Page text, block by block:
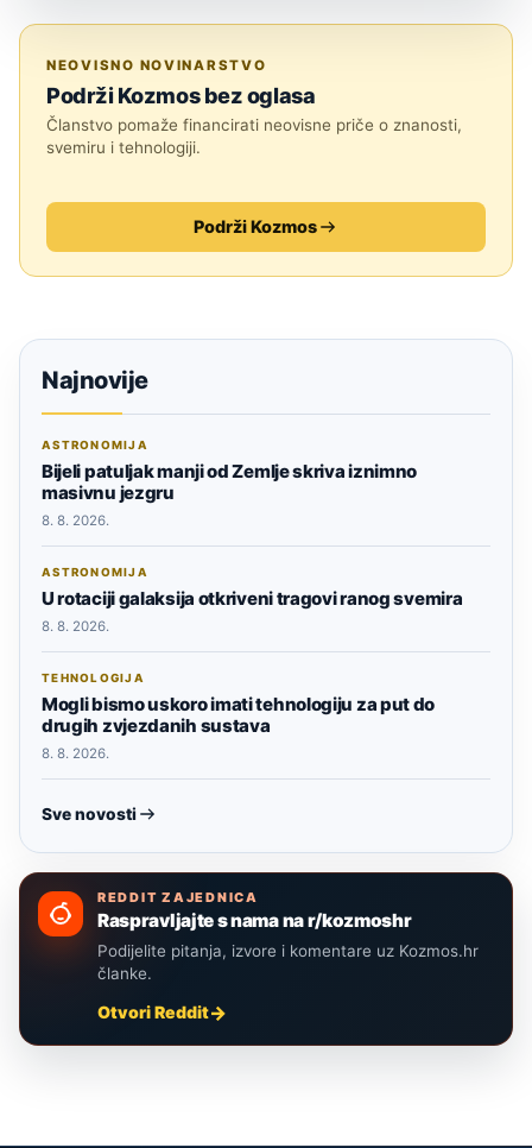
NEOVISNO NOVINARSTVO
Podrži Kozmos bez oglasa
Članstvo pomaže financirati neovisne priče o znanosti,
svemiru i tehnologiji.
Podrži Kozmos
Najnovije
ASTRONOMIJA
Bijeli patuljak manji od Zemlje skriva iznimno
masivnu jezgru
8. 8. 2026.
ASTRONOMIJA
U rotaciji galaksija otkriveni tragovi ranog svemira
8. 8. 2026.
TEHNOLOGIJA
Mogli bismo uskoro imati tehnologiju za put do
drugih zvjezdanih sustava
8. 8. 2026.
Sve novosti
REDDIT ZAJEDNICA
Raspravljajte s nama na r/kozmoshr
Podijelite pitanja, izvore i komentare uz Kozmos.hr
članke.
Otvori Reddit